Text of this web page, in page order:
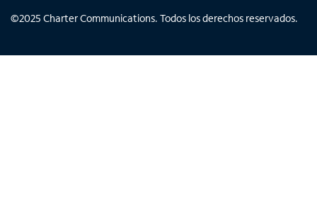
©2025 Charter Communications. Todos los derechos reservados.